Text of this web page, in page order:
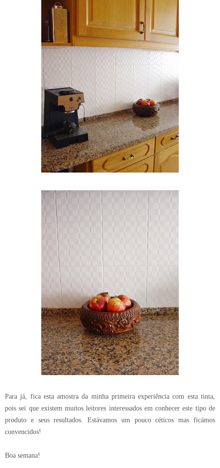
Para já, fica esta amostra da minha primeira experiência com esta tinta,
pois sei que existem muitos leitores interessados em conhecer este tipo de
produto e seus resultados. Estávamos um pouco céticos mas ficámos
convencidos!
Boa semana!